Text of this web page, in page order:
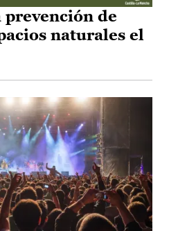
prevención de
naturales el